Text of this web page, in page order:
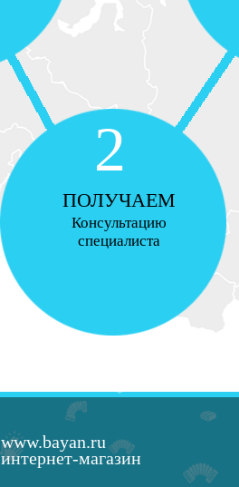
2
ПОЛУЧАЕМ
Консультацию
специалиста
www.bayan.ru
интернет-магазин